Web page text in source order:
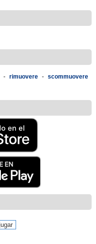
- rimuovere - scommuovere